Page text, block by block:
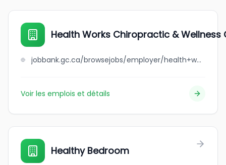
Health Works Chiropractic & Wellness
jobbank.gc.ca/browsejobs/employer/health+works+chiropractic+%26+wellness+centre/ca
Voir les emplois et détails
Healthy Bedroom